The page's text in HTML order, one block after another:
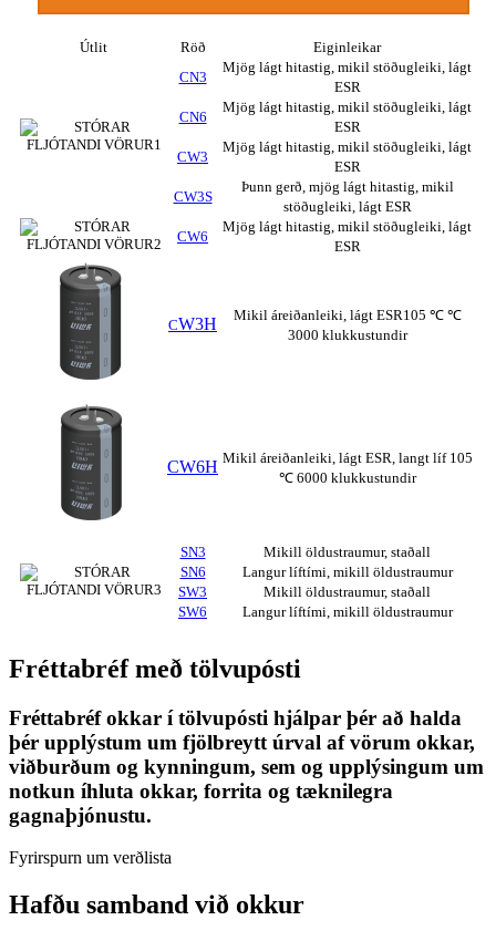
Útlit Röð
Eiginleikar
CN3
Mjög lágt hitastig, mikil stöðugleiki, lágt
ESR
CN6
Mjög lágt hitastig, mikil stöðugleiki, lágt
ESR
CW3
Mjög lágt hitastig, mikil stöðugleiki, lágt
ESR
CW3S
Þunn gerð, mjög lágt hitastig, mikil
stöðugleiki, lágt ESR
CW6
Mjög lágt hitastig, mikil stöðugleiki, lágt
ESR
CW3H
Mikil áreiðanleiki, lágt ESR105 ℃ ℃
3000 klukkustundir
CW6H Mikil áreiðanleiki, lágt ESR, langt líf 105
℃ 6000 klukkustundir
SN3
Mikill öldustraumur, staðall
SN6
Langur líftími, mikill öldustraumur
SW3
Mikill öldustraumur, staðall
SW6
Langur líftími, mikill öldustraumur
Fréttabréf með tölvupósti
Fréttabréf okkar í tölvupósti hjálpar þér að halda
þér upplýstum um fjölbreytt úrval af vörum okkar,
viðburðum og kynningum, sem og upplýsingum um
notkun íhluta okkar, forrita og tæknilegra
gagnaþjónustu.
Fyrirspurn um verðlista
Hafðu samband við okkur